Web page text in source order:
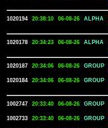
1020194 20:38:10 06-08-26 ALPHA
1020178 20:34:23 06-08-26 ALPHA
1020187 20:34:06 06-08-26 GROUP
1020184
20:34:06 06-08-26 GROUP
1002747 20:33:40 06-08-26 GROUP
1002733
20:33:40 06-08-26 GROUP